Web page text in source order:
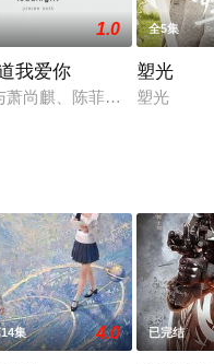
女特警魏次芳刚刚离开特
1.0
我爱你
萧尚麒、陈菲儿是学生时期
全5集
塑光
塑光
集 4.0 已完结